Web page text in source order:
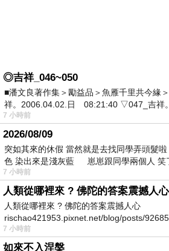
◎吉祥_046~050
■潘文良著作集＞勵益品＞魚雁千里共今緣
祥。2006.04.02.日 08:21:40 ▽047_吉祥
7 小時前
2026/08/09
突如其來的休假 當然就是去找同學弄頭
色 染出來是淺灰藍 崽崽跟同學兩個人
7 小時前
人類從哪裡來 ? 佛陀的答案震撼人心
人類從哪裡來 ? 佛陀的答案震撼人心
rischao421953.pixnet.net/blog/posts/
7 小時前
如來不入涅槃